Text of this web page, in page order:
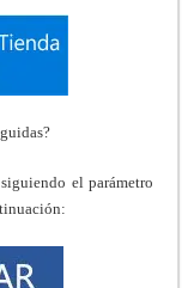
el parámetro